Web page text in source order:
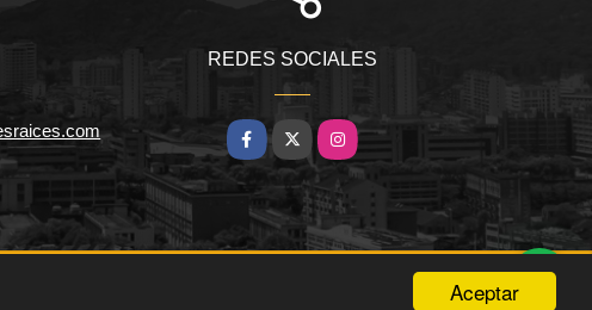
Aceptar
REDES SOCIALES
Facebook
X Instagram
wasi.co